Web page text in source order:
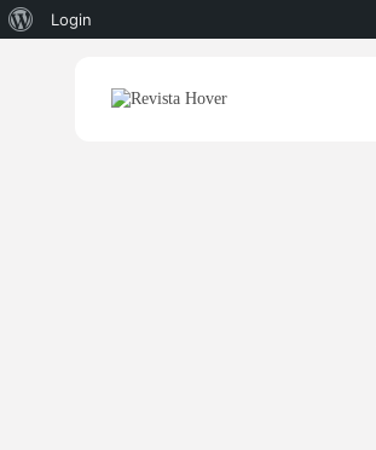
Sobre
WordPress
Login
Search
for: